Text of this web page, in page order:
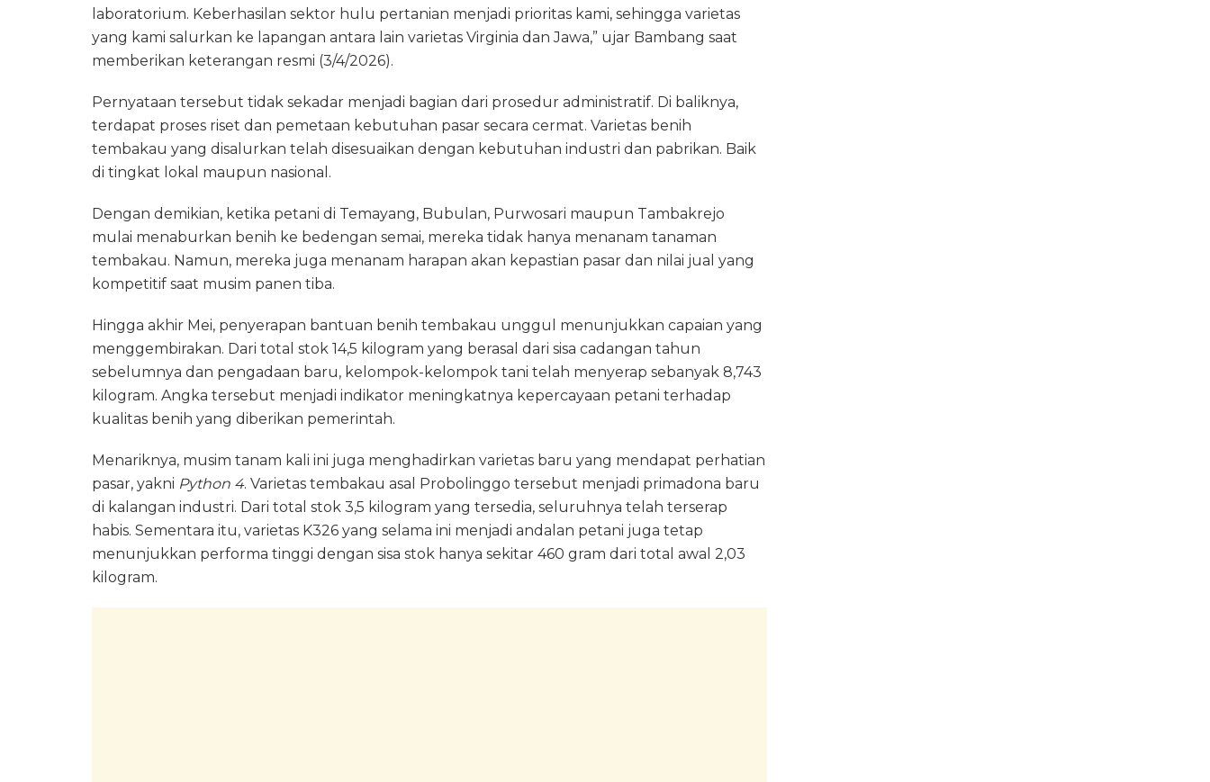
laboratorium. Keberhasilan sektor hulu pertanian menjadi prioritas kami, sehingga varietas
yang kami salurkan ke lapangan antara lain varietas Virginia dan Jawa,” ujar Bambang saat
memberikan keterangan resmi (3/4/2026).
Pernyataan tersebut tidak sekadar menjadi bagian dari prosedur administratif. Di baliknya,
terdapat proses riset dan pemetaan kebutuhan pasar secara cermat. Varietas benih
tembakau yang disalurkan telah disesuaikan dengan kebutuhan industri dan pabrikan. Baik
di tingkat lokal maupun nasional.
Dengan demikian, ketika petani di Temayang, Bubulan, Purwosari maupun Tambakrejo
mulai menaburkan benih ke bedengan semai, mereka tidak hanya menanam tanaman
tembakau. Namun, mereka juga menanam harapan akan kepastian pasar dan nilai jual yang
kompetitif saat musim panen tiba.
Hingga akhir Mei, penyerapan bantuan benih tembakau unggul menunjukkan capaian yang
menggembirakan. Dari total stok 14,5 kilogram yang berasal dari sisa cadangan tahun
sebelumnya dan pengadaan baru, kelompok-kelompok tani telah menyerap sebanyak 8,743
kilogram. Angka tersebut menjadi indikator meningkatnya kepercayaan petani terhadap
kualitas benih yang diberikan pemerintah.
Menariknya, musim tanam kali ini juga menghadirkan varietas baru yang mendapat perhatian
pasar, yakni Python 4. Varietas tembakau asal Probolinggo tersebut menjadi primadona baru
di kalangan industri. Dari total stok 3,5 kilogram yang tersedia, seluruhnya telah terserap
habis. Sementara itu, varietas K326 yang selama ini menjadi andalan petani juga tetap
menunjukkan performa tinggi dengan sisa stok hanya sekitar 460 gram dari total awal 2,03
kilogram.